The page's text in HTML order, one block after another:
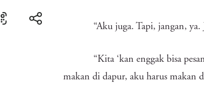
“Aku juga. Tapi, jangan, ya.
“Kita ‘kan enggak bisa
makan di dapur, aku harus makan